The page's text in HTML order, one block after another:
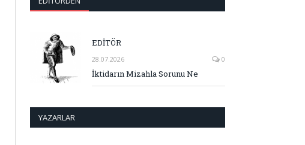
EDİTÖR
28.07.2026 0
İktidarın Mizahla Sorunu Ne
YAZARLAR